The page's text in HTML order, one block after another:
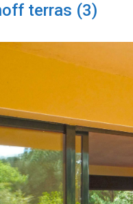
terras (3)